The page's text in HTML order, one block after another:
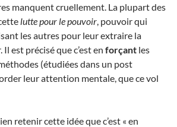
manquent cruellement. La plupart des
lutte pour le pouvoir , pouvoir qui
les autres pour leur extraire la
est précisé que c’est en forçant les
(étudiées dans un post
leur attention mentale, que ce vol
retenir cette idée que c’est « en